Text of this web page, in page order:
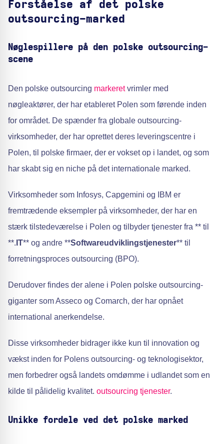
Forståelse af det polske
outsourcing-marked
Nøglespillere på den polske outsourcing-
scene
Den polske outsourcing markeretvrimler med
nøgleaktører, der har etableret Polen som førende inden
for området. De spænder fra globale outsourcing-
virksomheder, der har oprettet deres leveringscentre i
Polen, til polske firmaer, der er vokset op i landet, og som
har skabt sig en niche på det internationale marked.
Virksomheder som Infosys, Capgemini og IBM er
fremtrædende eksempler på virksomheder, der har en
stærk tilstedeværelse i Polen og tilbyder tjenester fra ** til
**. IT** og andre **Softwareudviklingstjenester** til
forretningsproces outsourcing (BPO).
Derudover findes der alene i Polen polske outsourcing-
giganter som Asseco og Comarch, der har opnået
international anerkendelse.
Disse virksomheder bidrager ikke kun til innovation og
vækst inden for Polens outsourcing- og teknologisektor,
men forbedrer også landets omdømme i udlandet som en
kilde til pålidelig kvalitet. outsourcing tjenester.
Unikke fordele ved det polske marked